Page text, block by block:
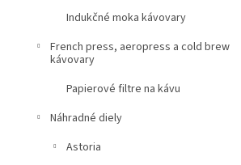
Indukčné moka kávovary
French press, aeropress a cold brew
kávovary
Papierové filtre na kávu
Náhradné diely
Astoria